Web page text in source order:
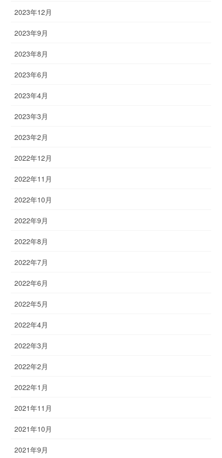
2023年12月
2023年9月
2023年8月
2023年6月
2023年4月
2023年3月
2023年2月
2022年12月
2022年11月
2022年10月
2022年9月
2022年8月
2022年7月
2022年6月
2022年5月
2022年4月
2022年3月
2022年2月
2022年1月
2021年11月
2021年10月
2021年9月